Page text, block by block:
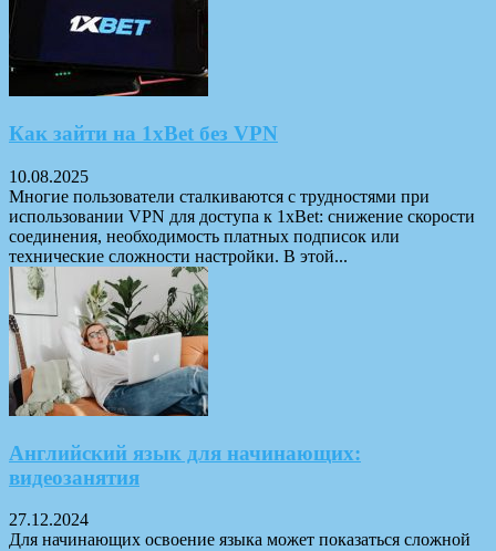
Как зайти на 1xBet без VPN
10.08.2025
Многие пользователи сталкиваются с трудностями при
использовании VPN для доступа к 1xBet: снижение скорости
соединения, необходимость платных подписок или
технические сложности настройки. В этой...
Английский язык для начинающих:
видеозанятия
27.12.2024
Для начинающих освоение языка может показаться сложной